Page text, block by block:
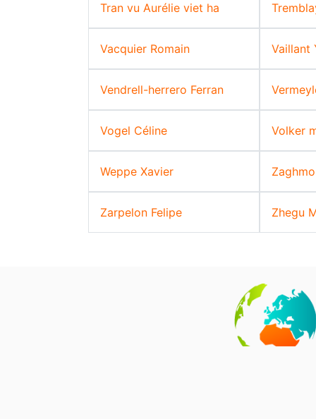
Tran vu Aurélie viet ha
Vacquier Romain Vaillant
Vendrell-herrero Ferran
Vogel Céline Volker
Weppe Xavier
Zarpelon Felipe Zhegu